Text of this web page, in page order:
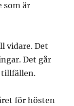
som är
vidare. Det
Det går
tillfällen.
för hösten